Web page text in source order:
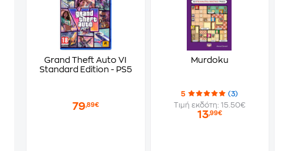
Grand Theft Auto VI
Standard Edition - PS5
79,89€
Murdoku
5
(3)
Τιμή εκδότη: 15.50€
13,99€